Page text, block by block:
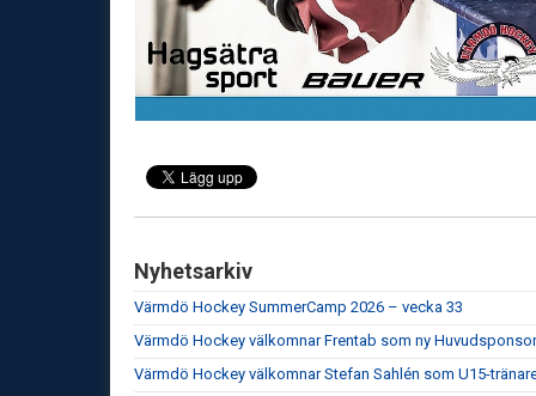
Nyhetsarkiv
Värmdö Hockey SummerCamp 2026 – vecka 33
Värmdö Hockey välkomnar Frentab som ny Huvudsponsor
Värmdö Hockey välkomnar Stefan Sahlén som U15-